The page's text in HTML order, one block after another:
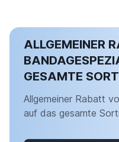
ALLGEMEINER
GESAMTE
Allgemeiner Rabatt
auf das gesamte